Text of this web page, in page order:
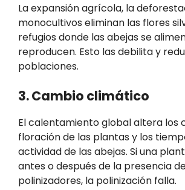
La expansión agrícola, la
monocultivos eliminan las flores
refugios donde las abejas se
reproducen. Esto las debilita y
poblaciones.
3. Cambio climático
El calentamiento global altera los
floración de las plantas y los
actividad de las abejas. Si una
antes o después de la presencia
polinizadores, la polinización falla.